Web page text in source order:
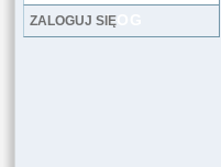
LOG
ZALOGUJ SIĘ